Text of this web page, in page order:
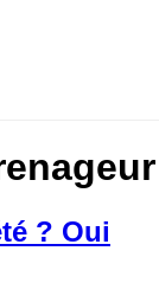
? Oui